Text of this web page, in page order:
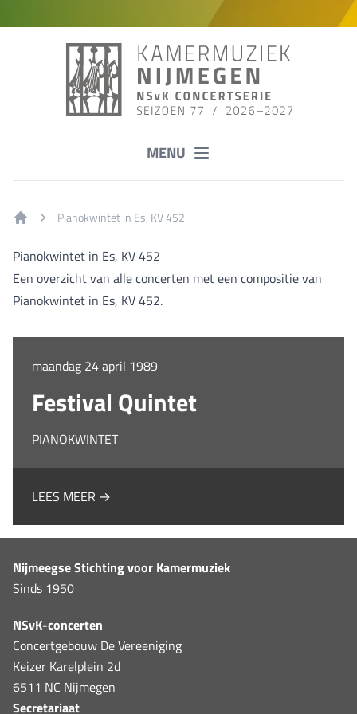
MENU
Pianokwintet in Es, KV 452
Pianokwintet in Es, KV 452
Een overzicht van alle concerten met een compositie van
Pianokwintet in Es, KV 452.
maandag 24 april 1989
Festival Quintet
PIANOKWINTET
LEES MEER →
Nijmeegse Stichting voor Kamermuziek
Sinds 1950
NSvK-concerten
Concertgebouw De Vereeniging
Keizer Karelplein 2d
6511 NC Nijmegen
Secretariaat